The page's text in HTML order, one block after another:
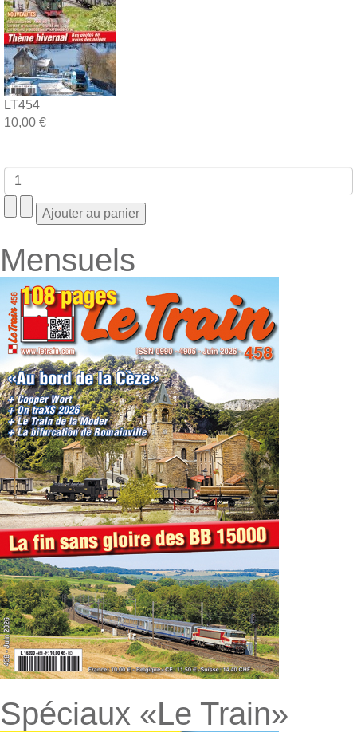
LT454
10,00 €
Mensuels
Spéciaux «Le Train»